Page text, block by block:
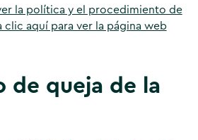
la política y el procedimiento de
clic aquí para ver la página web
de queja de la